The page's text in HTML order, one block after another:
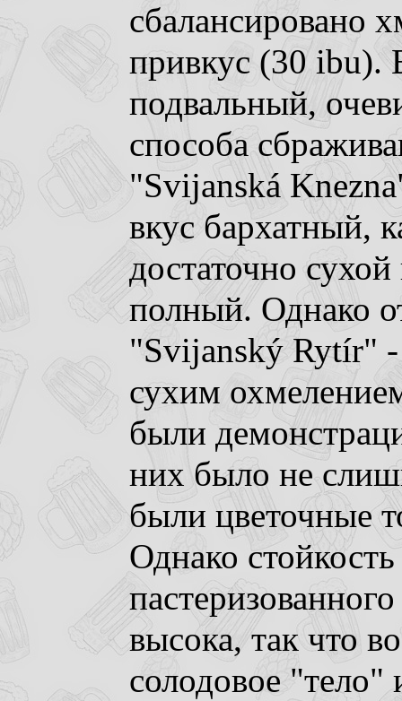
сбалансировано
привкус (30 ibu).
подвальный,
способа
"Svijanská
вкус бархатный,
достаточно
полный. Однако
"Svijanský Rytír" -
сухим
были
них было не
были цветочные
Однако
высока, так что
солодовое